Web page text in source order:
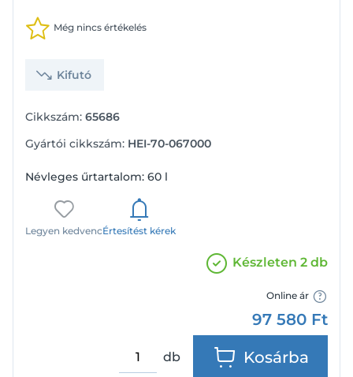
Még nincs értékelés
Kifutó
Cikkszám: 65686
Gyártói cikkszám: HEI-70-067000
Névleges űrtartalom: 60 l
Legyen kedvencÉrtesítést kérek
Készleten 2 db
Online ár
97 580 Ft
db Kosárba